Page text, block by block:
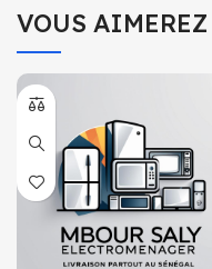
VOUS